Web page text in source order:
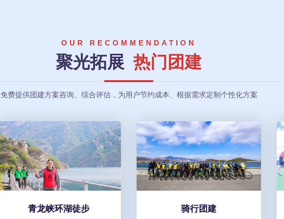
OUR RECOMMENDATION
聚光拓展 热门团建
免费提供团建方案咨询、综合评估，为用户节约成本、根据需求定制个性化方案
青龙峡环湖徒步 骑行团建